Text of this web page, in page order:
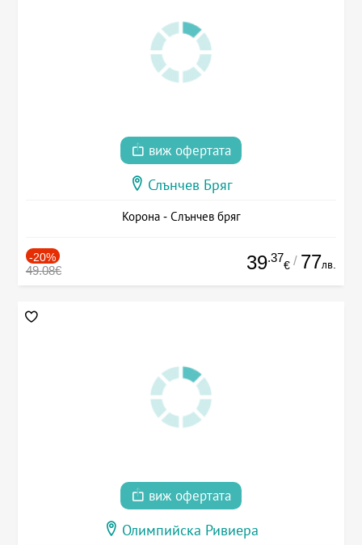
виж офертата
Слънчев Бряг
Корона - Слънчев бряг
-20%
49.08€ 39.37
€ / 77лв.
виж офертата
Олимпийска Ривиера